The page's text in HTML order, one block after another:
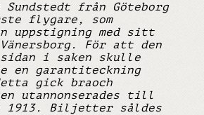
Sundstedt från Göteborg
flygare, som
uppstigning med sitt
För att den
sidan i saken skulle
en garantiteckning
gick braoch
utannonserades till
1913. Biljetter såldes